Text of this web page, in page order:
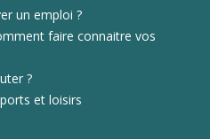
un emploi ?
faire connaitre vos
?
et loisirs